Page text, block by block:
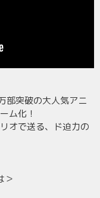
部突破の大人気アニ
ム化！
オで送る、ド迫力の
＞